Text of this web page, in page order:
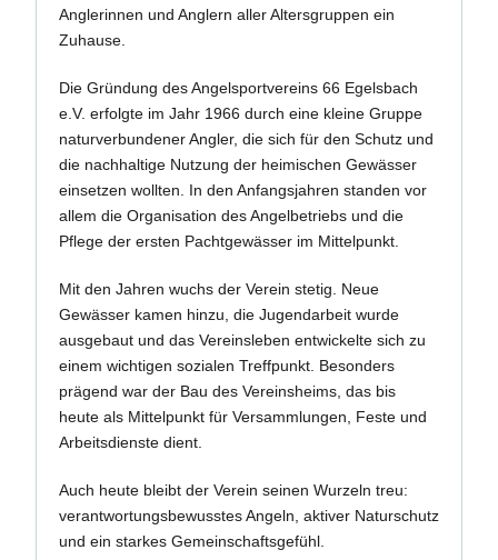
Anglerinnen und Anglern aller Altersgruppen ein
Zuhause.
Die Gründung des Angelsportvereins 66 Egelsbach
e.V. erfolgte im Jahr 1966 durch eine kleine Gruppe
naturverbundener Angler, die sich für den Schutz und
die nachhaltige Nutzung der heimischen Gewässer
einsetzen wollten. In den Anfangsjahren standen vor
allem die Organisation des Angelbetriebs und die
Pflege der ersten Pachtgewässer im Mittelpunkt.
Mit den Jahren wuchs der Verein stetig. Neue
Gewässer kamen hinzu, die Jugendarbeit wurde
ausgebaut und das Vereinsleben entwickelte sich zu
einem wichtigen sozialen Treffpunkt. Besonders
prägend war der Bau des Vereinsheims, das bis
heute als Mittelpunkt für Versammlungen, Feste und
Arbeitsdienste dient.
Auch heute bleibt der Verein seinen Wurzeln treu:
verantwortungsbewusstes Angeln, aktiver Naturschutz
und ein starkes Gemeinschaftsgefühl.